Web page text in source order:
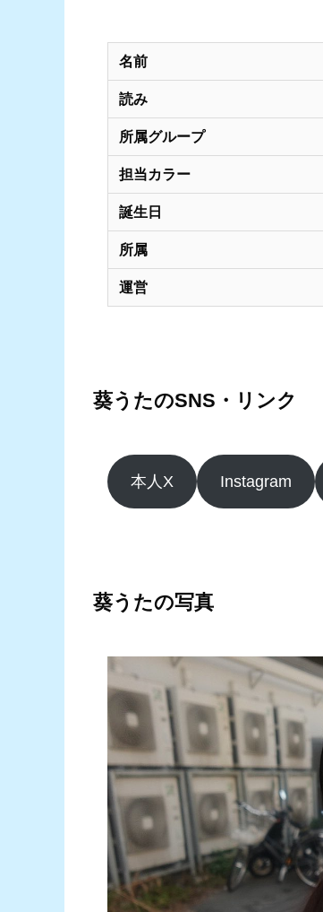
名前
読み
所属グループ
担当カラー
誕生日
所属
運営
葵うたのSNS・リンク
本人X Instagram
葵うたの写真